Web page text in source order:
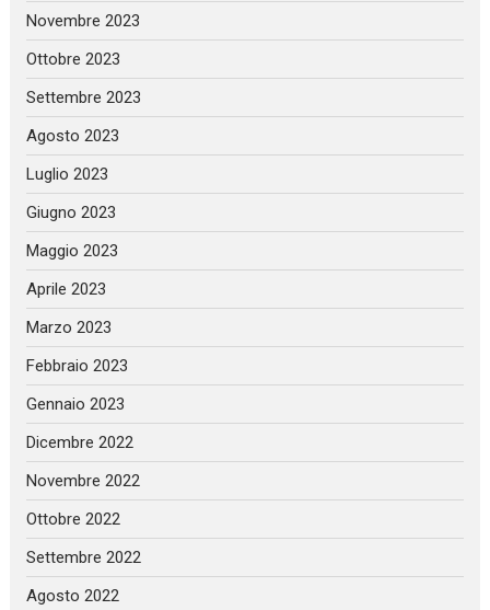
Novembre 2023
Ottobre 2023
Settembre 2023
Agosto 2023
Luglio 2023
Giugno 2023
Maggio 2023
Aprile 2023
Marzo 2023
Febbraio 2023
Gennaio 2023
Dicembre 2022
Novembre 2022
Ottobre 2022
Settembre 2022
Agosto 2022